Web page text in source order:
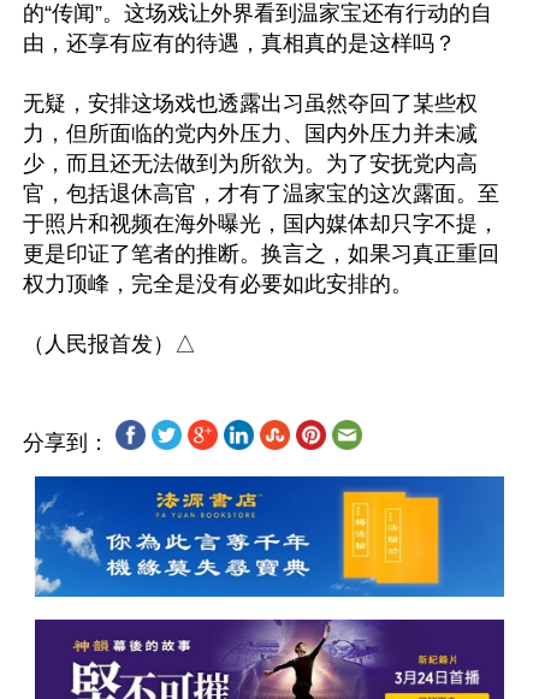
的“传闻”。这场戏让外界看到温家宝还有行动的自
由，还享有应有的待遇，真相真的是这样吗？
无疑，安排这场戏也透露出习虽然夺回了某些权
力，但所面临的党内外压力、国内外压力并未减
少，而且还无法做到为所欲为。为了安抚党内高
官，包括退休高官，才有了温家宝的这次露面。至
于照片和视频在海外曝光，国内媒体却只字不提，
更是印证了笔者的推断。换言之，如果习真正重回
权力顶峰，完全是没有必要如此安排的。
分享到：